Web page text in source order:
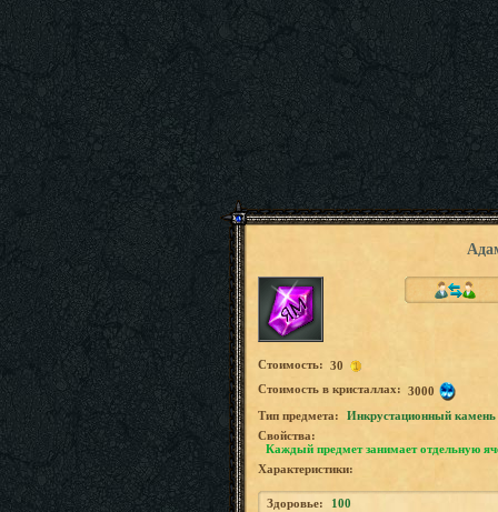
Стоимость: 30
Стоимость в кристаллах: 3000
Tип предмета:
Инкрустационный камень
Свойства:
Каждый предмет занимает отдельную
Характеристики:
Здоровье: 100